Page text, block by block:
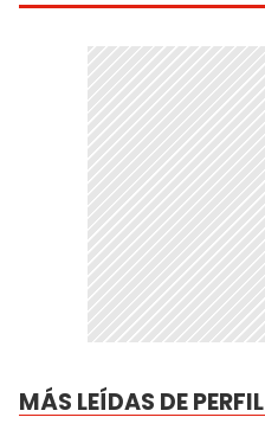
MÁS LEÍDAS DE PERFIL